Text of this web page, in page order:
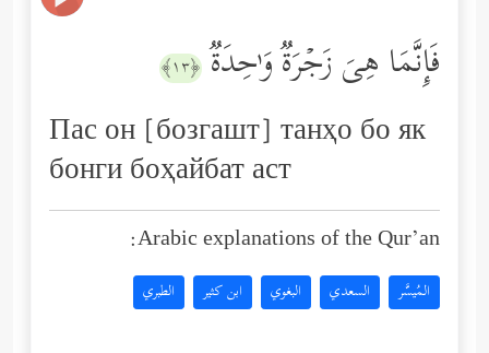
فَإِنَّمَا هِیَ زَجۡرَةࣱ وَ ٰ⁠حِدَةࣱ ﴿١٣﴾
Пас он [бозгашт] танҳо бо як
бонги боҳайбат аст
Arabic explanations of the Qur’an:
المُيسَّر السعدي البغوي ابن كثير الطبري